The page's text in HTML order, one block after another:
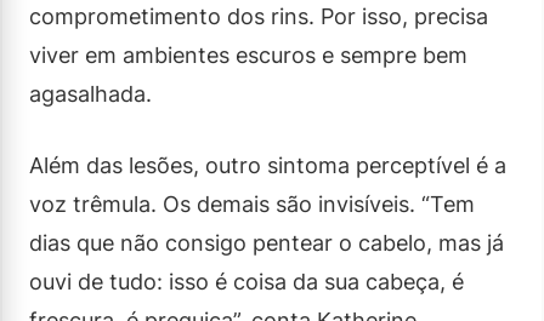
comprometimento dos rins. Por isso, precisa
viver em ambientes escuros e sempre bem
agasalhada.
Além das lesões, outro sintoma perceptível é a
voz trêmula. Os demais são invisíveis. “Tem
dias que não consigo pentear o cabelo, mas já
ouvi de tudo: isso é coisa da sua cabeça, é